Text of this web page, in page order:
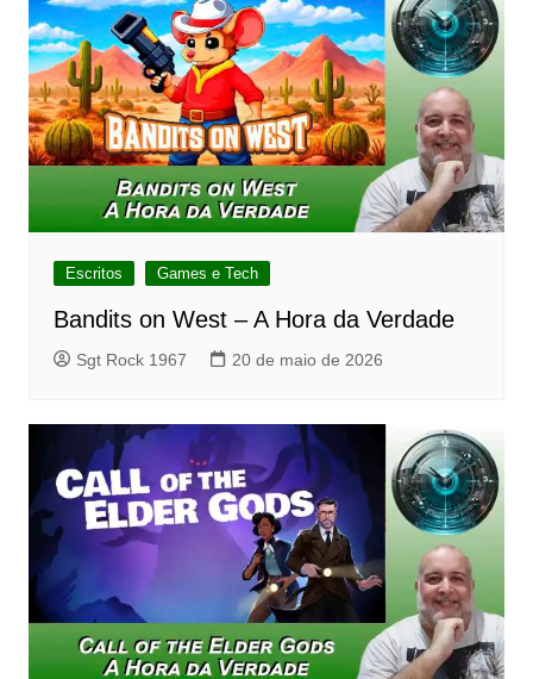
Escritos Games e Tech
Bandits on West – A Hora da Verdade
Sgt Rock 1967 20 de maio de 2026